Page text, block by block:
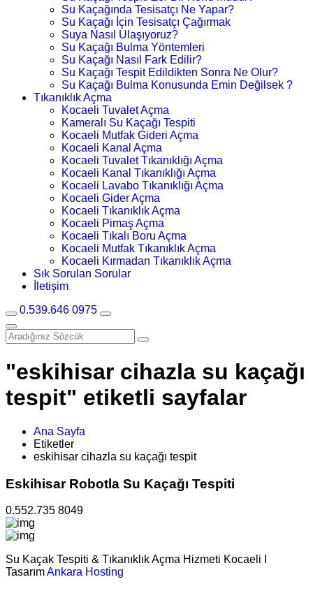
Su Kaçağında Tesisatçı Ne Yapar?
Su Kaçağı İçin Tesisatçı Çağırmak
Suya Nasıl Ulaşıyoruz?
Su Kaçağı Bulma Yöntemleri
Su Kaçağı Nasıl Fark Edilir?
Su Kaçağı Tespit Edildikten Sonra Ne Olur?
Su Kaçağı Bulma Konusunda Emin Değilsek ?
Tıkanıklık Açma
Kocaeli Tuvalet Açma
Kameralı Su Kaçağı Tespiti
Kocaeli Mutfak Gideri Açma
Kocaeli Kanal Açma
Kocaeli Tuvalet Tıkanıklığı Açma
Kocaeli Kanal Tıkanıklığı Açma
Kocaeli Lavabo Tıkanıklığı Açma
Kocaeli Gider Açma
Kocaeli Tıkanıklık Açma
Kocaeli Pimaş Açma
Kocaeli Tıkalı Boru Açma
Kocaeli Mutfak Tıkanıklık Açma
Kocaeli Kırmadan Tıkanıklık Açma
Sık Sorulan Sorular
İletişim
0.539.646 0975
"eskihisar cihazla su kaçağı
tespit" etiketli sayfalar
Ana Sayfa
Etiketler
eskihisar cihazla su kaçağı tespit
Eskihisar Robotla Su Kaçağı Tespiti
0.552.735 8049
Su Kaçak Tespiti & Tıkanıklık Açma Hizmeti Kocaeli I
TasarımAnkara Hosting